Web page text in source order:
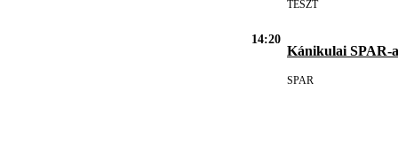
TESZT
14:20
Kánikulai SPAR-
SPAR